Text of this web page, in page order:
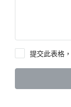
提交此表格